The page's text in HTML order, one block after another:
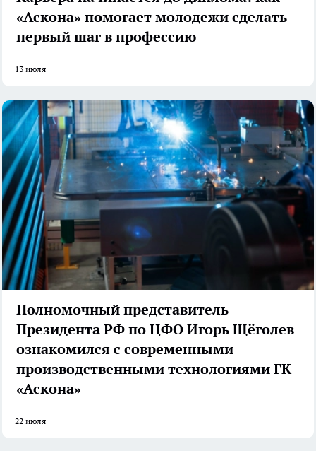
«Аскона» помогает молодежи сделать
первый шаг в профессию
13 июля
Полномочный представитель
Президента РФ по ЦФО Игорь Щёголев
ознакомился с современными
производственными технологиями ГК
«Аскона»
22 июля